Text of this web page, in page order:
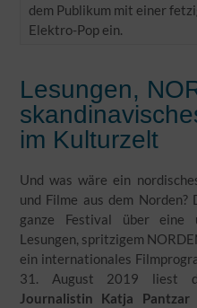
dem Publikum mit einer
Elektro-Pop ein.
Lesungen,
im Kulturzelt
Und was wäre ein
und Filme aus dem
ganze Festival über eine
Lesungen, spritzigem
ein internationales
31. August 2019 liest
Journalistin Katja Pantzar